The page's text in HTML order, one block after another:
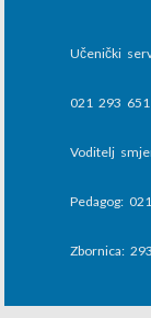
Učenički
021 293 651
Voditelj
Pedagog:
Zbornica: